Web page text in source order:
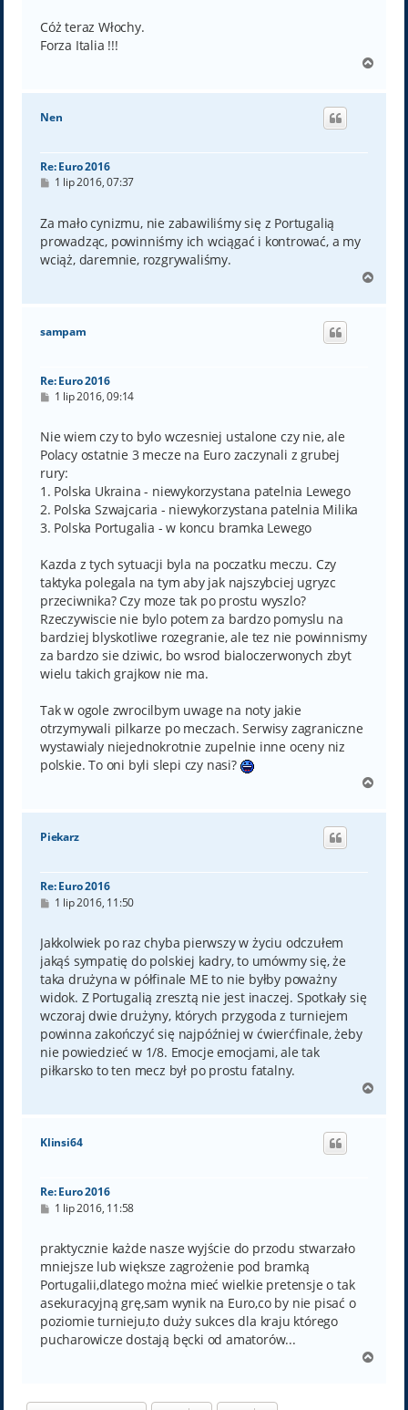
Cóż teraz Włochy.
Forza Italia !!!
g
Nen
Re: Euro 2016
P
t
1 lip 2016, 07:37
Za mało cynizmu, nie zabawiliśmy się z Portugalią
prowadząc, powinniśmy ich wciągać i kontrować, a my
wciąż, daremnie, rozgrywaliśmy.
g
sampam
Re: Euro 2016
P
t
1 lip 2016, 09:14
Nie wiem czy to bylo wczesniej ustalone czy nie, ale
Polacy ostatnie 3 mecze na Euro zaczynali z grubej
rury:
1. Polska Ukraina - niewykorzystana patelnia Lewego
2. Polska Szwajcaria - niewykorzystana patelnia Milika
3. Polska Portugalia - w koncu bramka Lewego
Kazda z tych sytuacji byla na poczatku meczu. Czy
taktyka polegala na tym aby jak najszybciej ugryzc
przeciwnika? Czy moze tak po prostu wyszlo?
Rzeczywiscie nie bylo potem za bardzo pomyslu na
bardziej blyskotliwe rozegranie, ale tez nie powinnismy
za bardzo sie dziwic, bo wsrod bialoczerwonych zbyt
wielu takich grajkow nie ma.
Tak w ogole zwrocilbym uwage na noty jakie
otrzymywali pilkarze po meczach. Serwisy zagraniczne
wystawialy niejednokrotnie zupelnie inne oceny niz
polskie. To oni byli slepi czy nasi?
g
Piekarz
Re: Euro 2016
P
t
1 lip 2016, 11:50
Jakkolwiek po raz chyba pierwszy w życiu odczułem
jakąś sympatię do polskiej kadry, to umówmy się, że
taka drużyna w półfinale ME to nie byłby poważny
widok. Z Portugalią zresztą nie jest inaczej. Spotkały się
wczoraj dwie drużyny, których przygoda z turniejem
powinna zakończyć się najpóźniej w ćwierćfinale, żeby
nie powiedzieć w 1/8. Emocje emocjami, ale tak
piłkarsko to ten mecz był po prostu fatalny.
g
Klinsi64
Re: Euro 2016
P
t
1 lip 2016, 11:58
praktycznie każde nasze wyjście do przodu stwarzało
mniejsze lub większe zagrożenie pod bramką
Portugalii,dlatego można mieć wielkie pretensje o tak
asekuracyjną grę,sam wynik na Euro,co by nie pisać o
poziomie turnieju,to duży sukces dla kraju którego
pucharowicze dostają bęcki od amatorów...